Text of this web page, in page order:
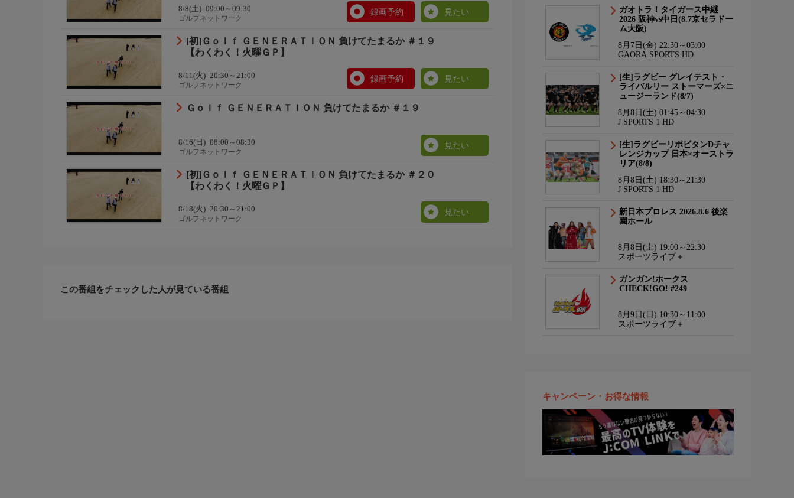
8/8(土) 09:00～09:30
ゴルフネットワーク
録画予約 見たい
[初]Ｇｏｌｆ ＧＥＮＥＲＡＴＩＯＮ 負けてたまるか ＃１９
【わくわく！火曜ＧＰ】
8/11(火) 20:30～21:00
ゴルフネットワーク
録画予約 見たい
Ｇｏｌｆ ＧＥＮＥＲＡＴＩＯＮ 負けてたまるか ＃１９
8/16(日) 08:00～08:30
ゴルフネットワーク
見たい
[初]Ｇｏｌｆ ＧＥＮＥＲＡＴＩＯＮ 負けてたまるか ＃２０
【わくわく！火曜ＧＰ】
8/18(火) 20:30～21:00
ゴルフネットワーク
見たい
この番組をチェックした人が見ている番組
ガオトラ！タイガース中継
2026 阪神vs中日(8.7京セラドー
ム大阪)
8月7日(金) 22:30～03:00
GAORA SPORTS HD
[生]ラグビー グレイテスト・
ライバルリー ストーマーズ×ニ
ュージーランド(8/7)
8月8日(土) 01:45～04:30
J SPORTS 1 HD
[生]ラグビーリポビタンDチャ
レンジカップ 日本×オーストラ
リア(8/8)
8月8日(土) 18:30～21:30
J SPORTS 1 HD
新日本プロレス 2026.8.6 後楽
園ホール
8月8日(土) 19:00～22:30
スポーツライブ＋
ガンガン!ホークス
CHECK!GO! #249
8月9日(日) 10:30～11:00
スポーツライブ＋
キャンペーン・お得な情報